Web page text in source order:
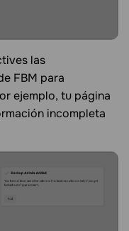
las
FBM para
ejemplo, tu página
incompleta